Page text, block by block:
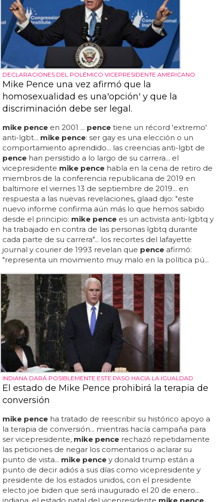
DECLARACIONES DEL POLÉMICO VICEPRESIDENTE AMERICANO
Mike Pence una vez afirmó que la
homosexualidad es una'opción' y que la
discriminación debe ser legal.
mike pence en 2001 ... pence tiene un récord 'extremo'
anti-lgbt... mike pence: ser gay es una elección o un
comportamiento aprendido... las creencias anti-lgbt de
pence han persistido a lo largo de su carrera... el
vicepresidente mike pence habla en la cena de retiro de
miembros de la conferencia republicana de 2019 en
baltimore el viernes 13 de septiembre de 2019... en
respuesta a las nuevas revelaciones, glaad dijo: "este
nuevo informe confirma aún más lo que hemos sabido
desde el principio: mike pence es un activista anti-lgbtq y
ha trabajado en contra de las personas lgbtq durante
cada parte de su carrera"... los recortes del lafayette
journal y courier de 1993 revelan que pence afirmó:
"representa un movimiento muy malo en la política pú...
INDIANA DARÁ POSIBLEMENTE ESTE PASO HACIA LA IGUALDAD
El estado de Mike Pence prohibirá la terapia de
conversión
mike pence ha tratado de reescribir su histórico apoyo a
la terapia de conversión... mientras hacía campaña para
ser vicepresidente, mike pence rechazó repetidamente
las peticiones de negar los comentarios o aclarar su
punto de vista... mike pence y donald trump están a
punto de decir adiós a sus días como vicepresidente y
presidente de los estados unidos, con el presidente
electo joe biden que será inaugurado el 20 de enero...
indiana, el estado natal del vicepresidente mike pence,